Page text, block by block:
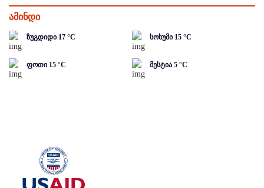
ამინდი
ზუგდიდი 17 °C სოხუმი 15 °C
ფოთი 15 °C მესტია 5 °C